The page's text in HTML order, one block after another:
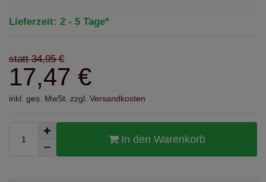
Lieferzeit: 2 - 5 Tage*
statt 34,95 €
17,47 €
inkl. ges. MwSt. zzgl. Versandkosten
In den Warenkorb